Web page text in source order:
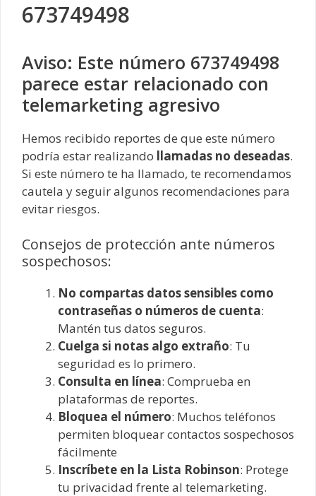
673749498
Aviso: Este número 673749498
parece estar relacionado con
telemarketing agresivo
Hemos recibido reportes de que este número
podría estar realizando llamadas no deseadas.
Si este número te ha llamado, te recomendamos
cautela y seguir algunos recomendaciones para
evitar riesgos.
Consejos de protección ante números
sospechosos:
No compartas datos sensibles como
contraseñas o números de cuenta:
Mantén tus datos seguros.
Cuelga si notas algo extraño: Tu
seguridad es lo primero.
Consulta en línea: Comprueba en
plataformas de reportes.
Bloquea el número: Muchos teléfonos
permiten bloquear contactos sospechosos
fácilmente
Inscríbete en la Lista Robinson: Protege
tu privacidad frente al telemarketing.